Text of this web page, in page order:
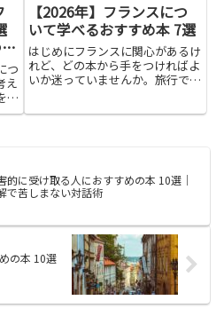
つ
え
具
選
【2026年】フランスにつ
いて学べるおすすめ本 7選
はじめにフランスに関心があるけ
れど、どの本から手をつければよ
いか迷っていませんか。旅行で最
的に受け取る人におすすめの本 10選｜
で苦しまない対話術
の本 10選